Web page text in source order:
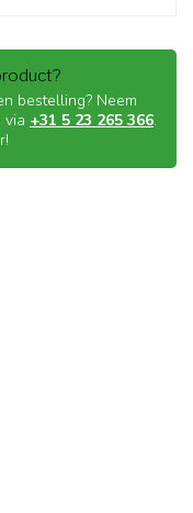
bestelling? Neem
via +31 5 23 265 366.